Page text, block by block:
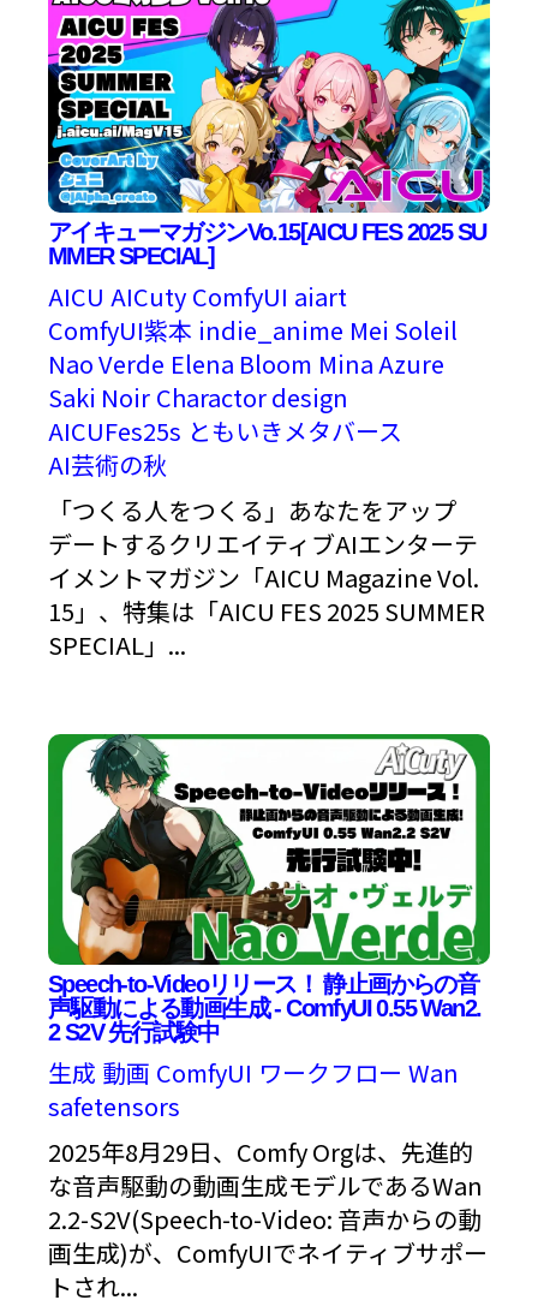
アイキューマガジンVo.15[AICU FES 2025 SU
MMER SPECIAL]
AICU AICuty ComfyUI aiart
ComfyUI紫本 indie_anime Mei Soleil
Nao Verde Elena Bloom Mina Azure
Saki Noir Charactor design
AICUFes25s ともいきメタバース
AI芸術の秋
「つくる人をつくる」あなたをアップ
デートするクリエイティブAIエンターテ
イメントマガジン「AICU Magazine Vol.
15」、特集は「AICU FES 2025 SUMMER
SPECIAL」...
Speech-to-Videoリリース！ 静止画からの音
声駆動による動画生成 - ComfyUI 0.55 Wan2.
2 S2V 先行試験中
生成 動画 ComfyUI ワークフロー Wan
safetensors
2025年8月29日、Comfy Orgは、先進的
な音声駆動の動画生成モデルであるWan
2.2-S2V(Speech-to-Video: 音声からの動
画生成)が、ComfyUIでネイティブサポー
トされ...